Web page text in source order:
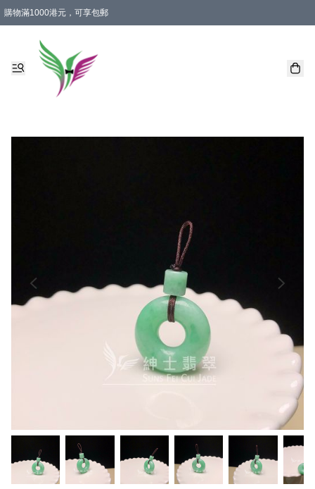
購物滿1000港元，可享包郵